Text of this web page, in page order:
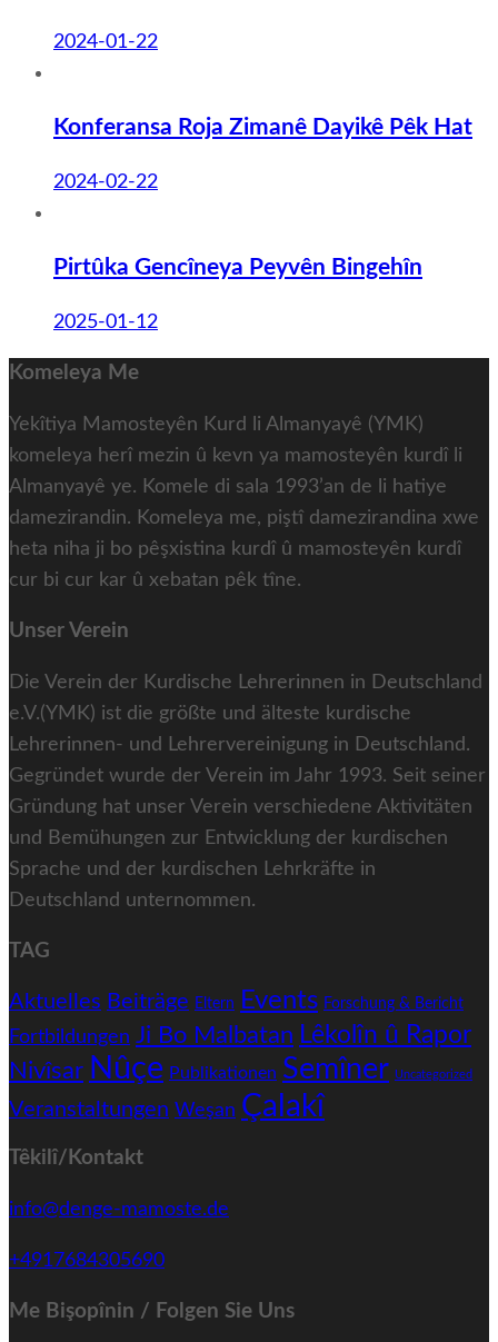
2024-01-22
Konferansa Roja Zimanê Dayikê Pêk Hat
2024-02-22
Pirtûka Gencîneya Peyvên Bingehîn
2025-01-12
Komeleya Me
Yekîtiya Mamosteyên Kurd li Almanyayê (YMK)
komeleya herî mezin û kevn ya mamosteyên kurdî li
Almanyayê ye. Komele di sala 1993’an de li hatiye
damezirandin. Komeleya me, piştî damezirandina xwe
heta niha ji bo pêşxistina kurdî û mamosteyên kurdî
cur bi cur kar û xebatan pêk tîne.
Unser Verein
Die Verein der Kurdische Lehrerinnen in Deutschland
e.V.(YMK) ist die größte und älteste kurdische
Lehrerinnen- und Lehrervereinigung in Deutschland.
Gegründet wurde der Verein im Jahr 1993. Seit seiner
Gründung hat unser Verein verschiedene Aktivitäten
und Bemühungen zur Entwicklung der kurdischen
Sprache und der kurdischen Lehrkräfte in
Deutschland unternommen.
TAG
Aktuelles Beiträge Eltern Events Forschung & Bericht
Fortbildungen Ji Bo Malbatan Lêkolîn û Rapor
Nivîsar Nûçe Publikationen Semîner Uncategorized
Veranstaltungen Weşan Çalakî
Têkilî/Kontakt
info@denge-mamoste.de
+4917684305690
Me Bişopînin / Folgen Sie Uns